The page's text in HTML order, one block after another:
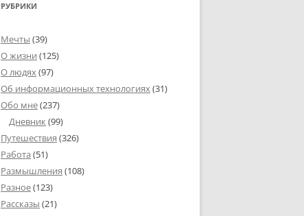
РУБРИКИ
Мечты (39)
О жизни (125)
О людях(97)
Об информационных технологиях(31)
Обо мне(237)
Дневник(99)
Путешествия (326)
Работа (51)
Размышления (108)
Разное(123)
Рассказы (21)